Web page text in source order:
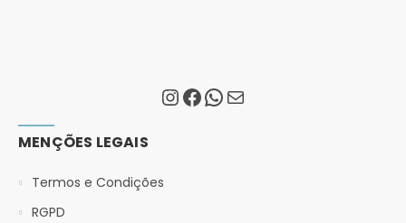
MENÇÕES LEGAIS
Termos e Condições
RGPD